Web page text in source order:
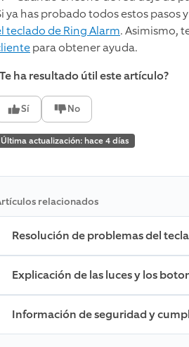
ya has probado todos estos pasos
teclado de Ring Alarm. Asimismo,
para obtener ayuda.
ha resultado útil este artículo?
Sí No
Última actualización: hace 4 días
relacionados
Resolución de problemas del
Explicación de las luces y los
Información de seguridad y